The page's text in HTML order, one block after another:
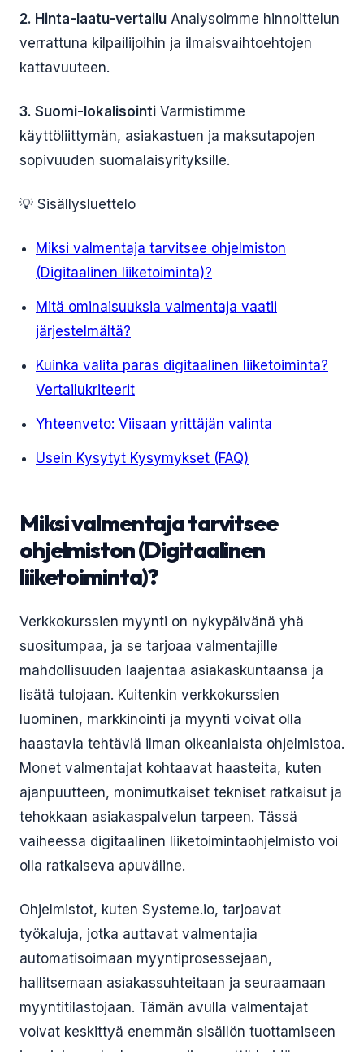
2. Hinta-laatu-vertailu Analysoimme hinnoittelun
verrattuna kilpailijoihin ja ilmaisvaihtoehtojen
kattavuuteen.
3. Suomi-lokalisointi Varmistimme
käyttöliittymän, asiakastuen ja maksutapojen
sopivuuden suomalaisyrityksille.
💡 Sisällysluettelo
Miksi valmentaja tarvitsee ohjelmiston
(Digitaalinen liiketoiminta)?
Mitä ominaisuuksia valmentaja vaatii
järjestelmältä?
Kuinka valita paras digitaalinen liiketoiminta?
Vertailukriteerit
Yhteenveto: Viisaan yrittäjän valinta
Usein Kysytyt Kysymykset (FAQ)
Miksi valmentaja tarvitsee
ohjelmiston (Digitaalinen
liiketoiminta)?
Verkkokurssien myynti on nykypäivänä yhä
suositumpaa, ja se tarjoaa valmentajille
mahdollisuuden laajentaa asiakaskuntaansa ja
lisätä tulojaan. Kuitenkin verkkokurssien
luominen, markkinointi ja myynti voivat olla
haastavia tehtäviä ilman oikeanlaista ohjelmistoa.
Monet valmentajat kohtaavat haasteita, kuten
ajanpuutteen, monimutkaiset tekniset ratkaisut ja
tehokkaan asiakaspalvelun tarpeen. Tässä
vaiheessa digitaalinen liiketoimintaohjelmisto voi
olla ratkaiseva apuväline.
Ohjelmistot, kuten Systeme.io, tarjoavat
työkaluja, jotka auttavat valmentajia
automatisoimaan myyntiprosessejaan,
hallitsemaan asiakassuhteitaan ja seuraamaan
myyntitilastojaan. Tämän avulla valmentajat
voivat keskittyä enemmän sisällön tuottamiseen